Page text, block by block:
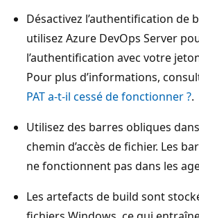
Désactivez l’authentification de
utilisez Azure DevOps Server
l’authentification avec votre
Pour plus d’informations,
PAT a-t-il cessé de fonctionner ?.
Utilisez des barres obliques
chemin d’accès de fichier. Les
ne fonctionnent pas dans les
Les artefacts de build sont